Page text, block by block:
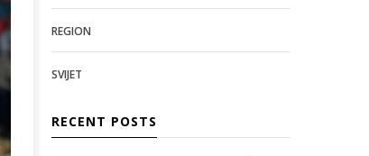
REGION
SVIJET
RECENT POSTS